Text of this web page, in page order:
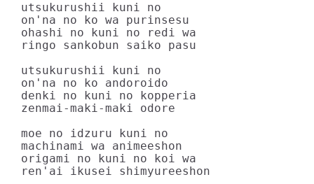
utsukurushii kuni no
on'na no ko wa purinsesu
ohashi no kuni no redi wa
ringo sankobun saiko pasu
utsukurushii kuni no
on'na no ko andoroido
denki no kuni no kopperia
zenmai-maki-maki odore
moe no idzuru kuni no
machinami wa animeeshon
origami no kuni no koi wa
ren'ai ikusei shimyureeshon